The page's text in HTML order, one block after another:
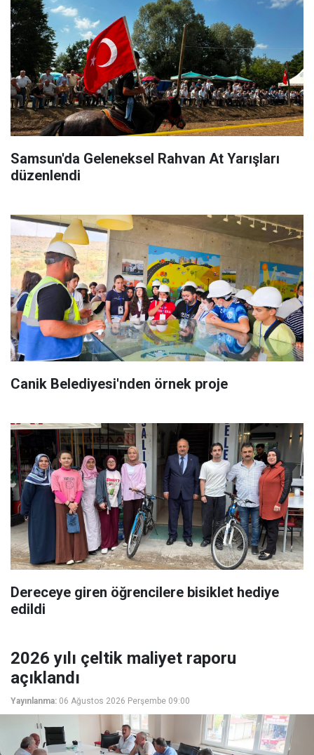
Samsun'da Geleneksel Rahvan At Yarışları
düzenlendi
Canik Belediyesi'nden örnek proje
Dereceye giren öğrencilere bisiklet hediye
edildi
2026 yılı çeltik maliyet raporu
açıklandı
Yayınlanma: 06 Ağustos 2026 Perşembe 09:00